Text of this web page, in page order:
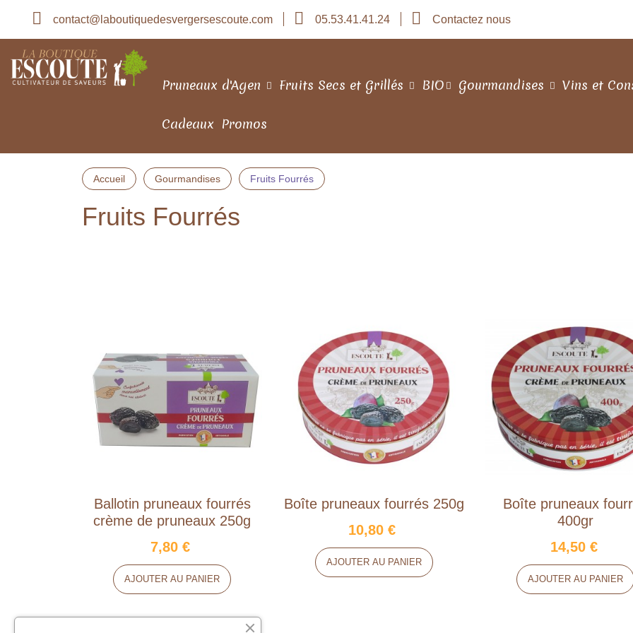
contact@laboutiquedesvergersescoute.com 05.53.41.41.24 Contactez nous
Pruneaux d'Agen Fruits Secs et Grillés BIO Gourmandises Vins et
Cadeaux Promos
Accueil Gourmandises Fruits Fourrés
Fruits Fourrés
Ballotin pruneaux fourrés
crème de pruneaux 250g
7,80 €
AJOUTER AU PANIER
Boîte pruneaux fourrés 250g
10,80 €
AJOUTER AU PANIER
Boîte pruneaux
400gr
14,50 €
AJOUTER AU PANIER